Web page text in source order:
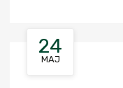
24
MAJ